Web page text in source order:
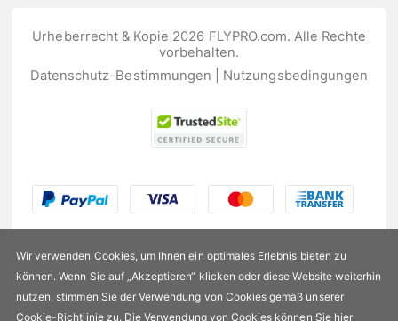
Urheberrecht & Kopie 2026 FLYPRO.com. Alle Rechte
vorbehalten.
Datenschutz-Bestimmungen
Nutzungsbedingungen
Wir verwenden Cookies, um Ihnen ein optimales Erlebnis bieten zu
können. Wenn Sie auf „Akzeptieren“ klicken oder diese Website weiterhin
nutzen, stimmen Sie der Verwendung von Cookies gemäß unserer
Cookie-Richtliniezu. Die Verwendung von Cookies können Sie hier